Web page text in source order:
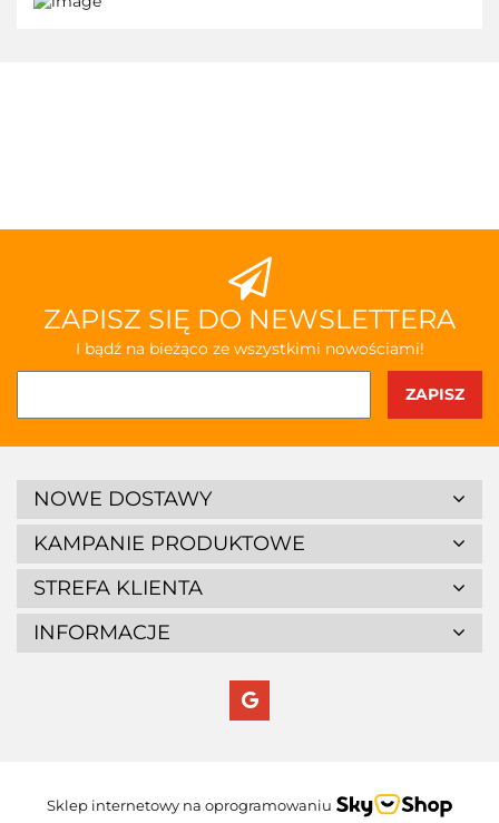
ZAPISZ SIĘ DO NEWSLETTERA
I bądź na bieżąco ze wszystkimi nowościami!
NOWE DOSTAWY
KAMPANIE PRODUKTOWE
STREFA KLIENTA
INFORMACJE
Sklep internetowy na oprogramowaniu